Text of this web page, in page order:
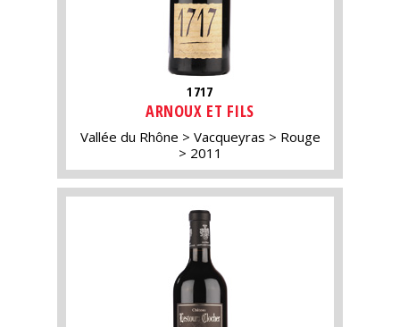
1717
ARNOUX ET FILS
Vallée du Rhône Vacqueyras
Rouge
2011